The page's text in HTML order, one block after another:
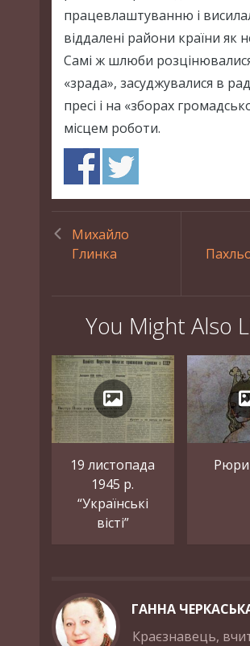
працевлаштуванню і
віддалені райони країни як
Самі ж шлюби
«зрада», засуджувалися в
пресі і на «зборах
місцем роботи.
Михайло
Глинка
You Might Also
19 листопада
1945 р.
“Українські
вісті”
ГАННА
Краєзнавець,